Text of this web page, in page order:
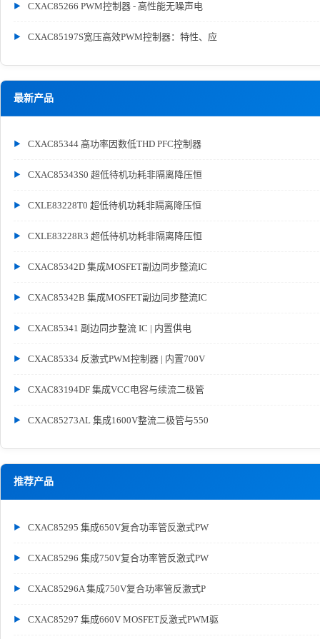
CXAC85266 PWM控制器 - 高性能无噪声电
CXAC85197S宽压高效PWM控制器：特性、应
最新产品
CXAC85344 高功率因数低THD PFC控制器
CXAC85343S0 超低待机功耗非隔离降压恒
CXLE83228T0 超低待机功耗非隔离降压恒
CXLE83228R3 超低待机功耗非隔离降压恒
CXAC85342D 集成MOSFET副边同步整流IC
CXAC85342B 集成MOSFET副边同步整流IC
CXAC85341 副边同步整流 IC | 内置供电
CXAC85334 反激式PWM控制器 | 内置700V
CXAC83194DF 集成VCC电容与续流二极管
CXAC85273AL 集成1600V整流二极管与550
推荐产品
CXAC85295 集成650V复合功率管反激式PW
CXAC85296 集成750V复合功率管反激式PW
CXAC85296A 集成750V复合功率管反激式P
CXAC85297 集成660V MOSFET反激式PWM驱